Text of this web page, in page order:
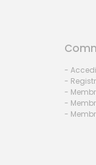
- Accedi
-
-
-
-